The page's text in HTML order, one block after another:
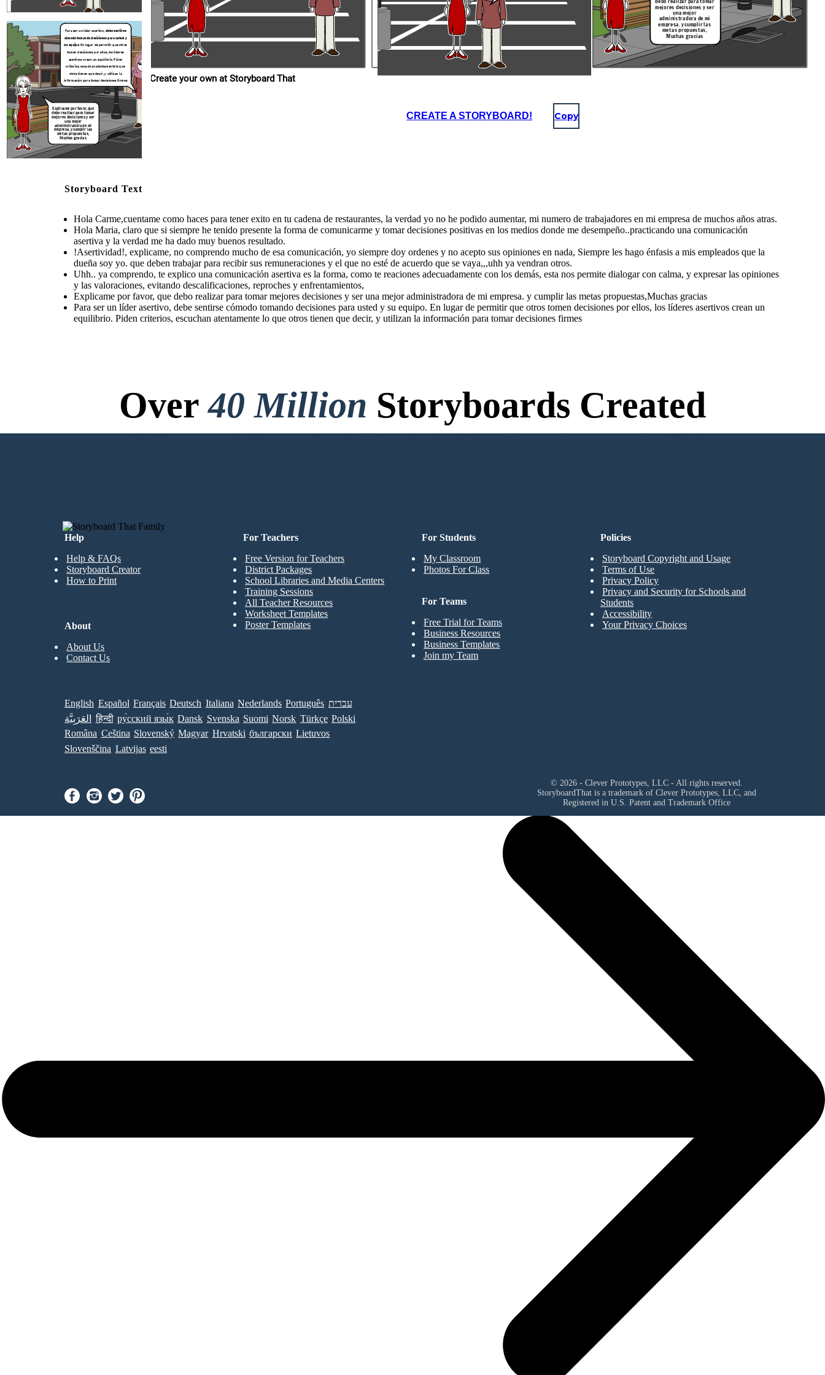
Para ser un líder asertivo, debe sentirse
cómodo tomando decisiones para usted y
su equipo. En lugar de permitir que otros
tomen decisiones por ellos, los líderes
asertivos crean un equilibrio. Piden
criterios, escuchan atentamente lo que
otros tienen que decir, y utilizan la
información para tomar decisiones firmes
Explicame por favor, que
debo realizar para tomar
mejores decisiones y ser
una mejor
administradora de mi
empresa. y cumplir las
metas propuestas,
Muchas gracias
Create your own at Storyboard That
mejores decisiones y ser
una mejor
administradora de mi
empresa. y cumplir las
metas propuestas,
Muchas gracias
CREATE A STORYBOARD! Copy
Storyboard Text
Hola Carme,cuentame como haces para tener exito en tu cadena de restaurantes, la verdad yo no he podido aumentar, mi numero de trabajadores en mi empresa de muchos años atras.
Hola Maria, claro que si siempre he tenido presente la forma de comunicarme y tomar decisiones positivas en los medios donde me desempeño..practicando una comunicación
asertiva y la verdad me ha dado muy buenos resultado.
!Asertividad!, explicame, no comprendo mucho de esa comunicación, yo siempre doy ordenes y no acepto sus opiniones en nada, Siempre les hago énfasis a mis empleados que la
dueña soy yo. que deben trabajar para recibir sus remuneraciones y el que no esté de acuerdo que se vaya,,,uhh ya vendran otros.
Uhh.. ya comprendo, te explico una comunicación asertiva es la forma, como te reaciones adecuadamente con los demás, esta nos permite dialogar con calma, y expresar las opiniones
y las valoraciones, evitando descalificaciones, reproches y enfrentamientos,
Explicame por favor, que debo realizar para tomar mejores decisiones y ser una mejor administradora de mi empresa. y cumplir las metas propuestas,Muchas gracias
Para ser un líder asertivo, debe sentirse cómodo tomando decisiones para usted y su equipo. En lugar de permitir que otros tomen decisiones por ellos, los líderes asertivos crean un
equilibrio. Piden criterios, escuchan atentamente lo que otros tienen que decir, y utilizan la información para tomar decisiones firmes
Over40 Million Storyboards Created
No Downloads, No Credit Card, and No Login Needed to Try!
Help
Help & FAQs
Storyboard Creator
How to Print
For Students
My Classroom
Photos For Class
For Teachers
Free Version for Teachers
District Packages
School Libraries and Media Centers
Training Sessions
All Teacher Resources
Worksheet Templates
Poster Templates
For Teams
Free Trial for Teams
Business Resources
Business Templates
Join my Team
About
About Us
Contact Us
Policies
Storyboard Copyright and Usage
Terms of Use
Privacy Policy
Privacy and Security for Schools and
Students
Accessibility
Your Privacy Choices
English Español Français Deutsch Italiana Nederlands Português עברית
العَرَبِيَّة
हिन्दी ру́сский язы́к Dansk Svenska Suomi Norsk Türkçe Polski
Româna Ceština Slovenský Magyar Hrvatski български Lietuvos
Slovenščina Latvijas eesti
© 2026 - Clever Prototypes, LLC - All rights reserved.
StoryboardThat is a trademark of Clever Prototypes, LLC, and
Registered in U.S. Patent and Trademark Office